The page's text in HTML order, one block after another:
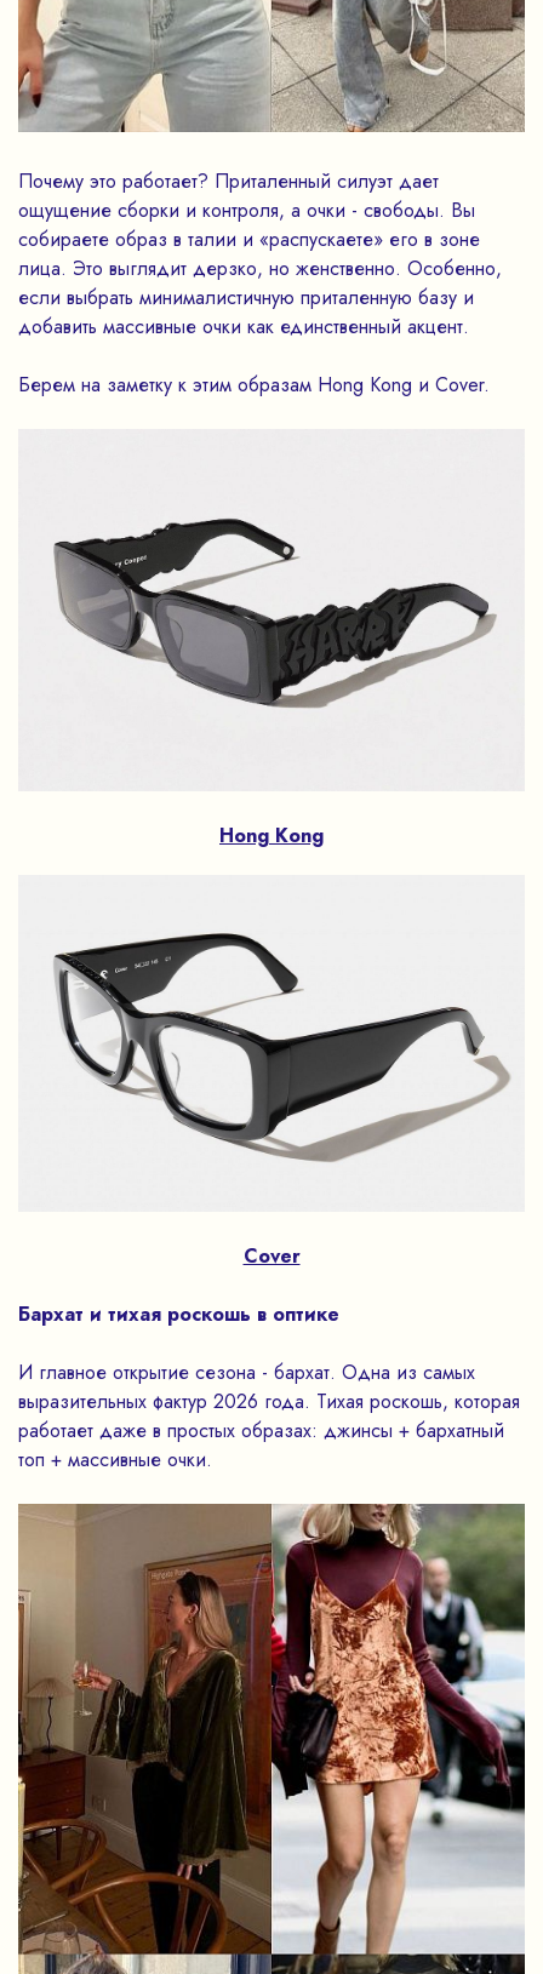
Почему это работает? Приталенный силуэт дает
ощущение сборки и контроля, а очки - свободы. Вы
собираете образ в талии и «распускаете» его в зоне
лица. Это выглядит дерзко, но женственно. Особенно,
если выбрать минималистичную приталенную базу и
добавить массивные очки как единственный акцент.
Берем на заметку к этим образам Hong Kong и Cover.
Hong Kong
Cover
Бархат и тихая роскошь в оптике
И главное открытие сезона - бархат. Одна из самых
выразительных фактур 2026 года. Тихая роскошь, которая
работает даже в простых образах: джинсы + бархатный
топ + массивные очки.